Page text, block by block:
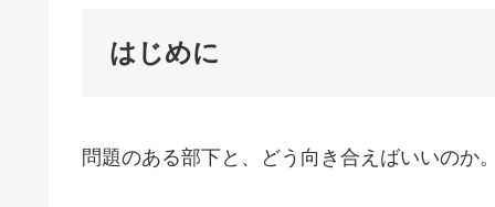
はじめに
問題のある部下と、どう向き合えばいいのか。